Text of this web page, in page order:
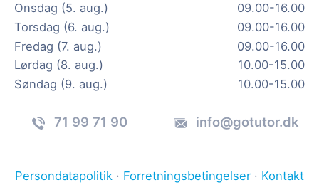
Onsdag (5. aug.)
09.00-16.00
Torsdag (6. aug.)
09.00-16.00
Fredag (7. aug.)
09.00-16.00
Lørdag (8. aug.)
10.00-15.00
Søndag (9. aug.)
10.00-15.00
71 99 71 90 info@gotutor.dk
Persondatapolitik · Forretningsbetingelser · Kontakt